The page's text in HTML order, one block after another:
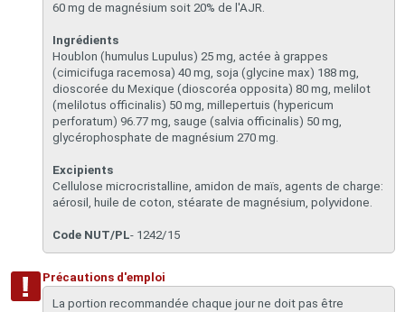
60 mg de magnésium soit 20% de l'AJR.
Ingrédients
Houblon (humulus Lupulus) 25 mg, actée à grappes
(cimicifuga racemosa) 40 mg, soja (glycine max) 188 mg,
dioscorée du Mexique (dioscoréa opposita) 80 mg, melilot
(melilotus officinalis) 50 mg, millepertuis (hypericum
perforatum) 96.77 mg, sauge (salvia officinalis) 50 mg,
glycérophosphate de magnésium 270 mg.
Excipients
Cellulose microcristalline, amidon de maïs, agents de charge:
aérosil, huile de coton, stéarate de magnésium, polyvidone.
Code NUT/PL- 1242/15
Précautions d'emploi
La portion recommandée chaque jour ne doit pas être